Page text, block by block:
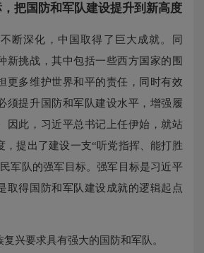
把国防和军队建设提升到新高度
深化，中国取得了巨大成就。同
新挑战，其中包括一些西方国家的围
更多维护世界和平的责任，同时有效
须提升国防和军队建设水平，增强履
因此，习近平总书记上任伊始，就站
，提出了建设一支“听党指挥、能打胜
军队的强军目标。强军目标是习近平
取得国防和军队建设成就的逻辑起点
要求具有强大的国防和军队。